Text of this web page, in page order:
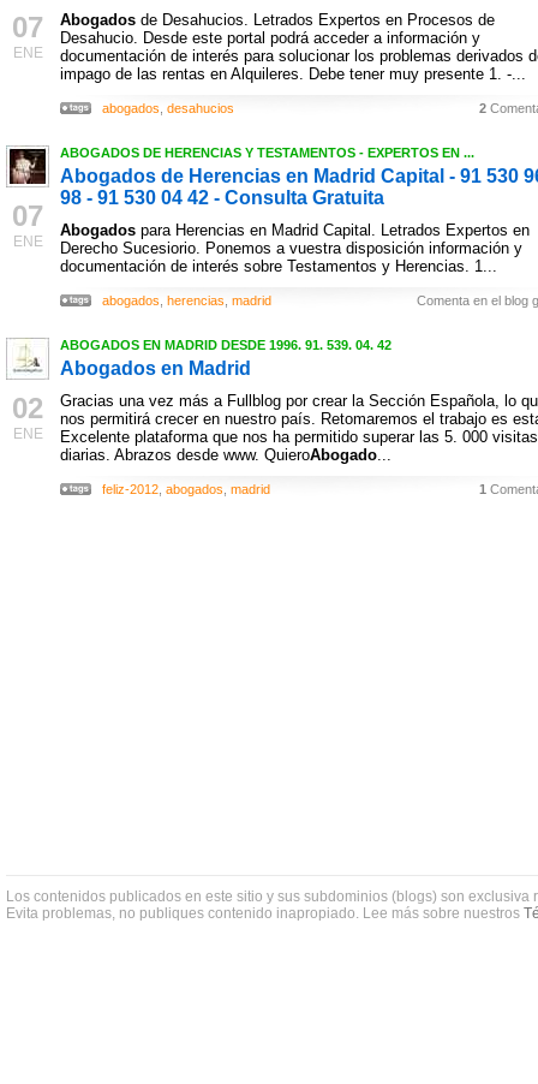
07
ENE
Abogados de Desahucios. Letrados Expertos en Procesos de
Desahucio. Desde este portal podrá acceder a información y
documentación de interés para solucionar los problemas derivados
impago de las rentas en Alquileres. Debe tener muy presente 1. -...
2
abogados desahucios
07
ENE
ABOGADOS DE HERENCIAS Y TESTAMENTOS - EXPERTOS EN ...
Abogados de Herencias en Madrid Capital - 91 530
98 - 91 530 04 42 - Consulta Gratuita
Abogados para Herencias en Madrid Capital. Letrados Expertos en
Derecho Sucesiorio. Ponemos a vuestra disposición información y
documentación de interés sobre Testamentos y Herencias. 1...
Comenta en el blog
abogados herencias madrid
02
ENE
ABOGADOS EN MADRID DESDE 1996. 91. 539. 04. 42
Abogados en Madrid
Gracias una vez más a Fullblog por crear la Sección Española, lo
nos permitirá crecer en nuestro país. Retomaremos el trabajo es
Excelente plataforma que nos ha permitido superar las 5. 000 visitas
diarias. Abrazos desde www. QuieroAbogado...
1
feliz-2012 abogados madrid
Los contenidos publicados en este sitio y sus subdominios (blogs) son exclusiva
Evita problemas, no publiques contenido inapropiado. Lee más sobre nuestros